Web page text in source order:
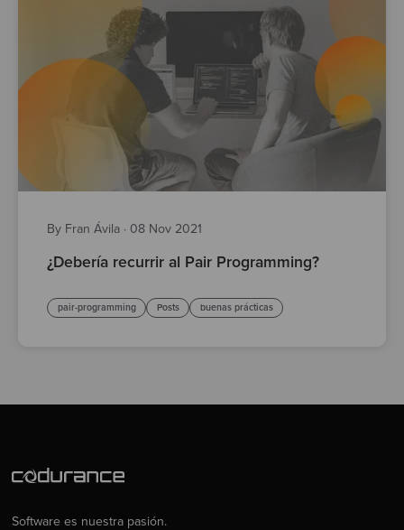
By Fran Ávila · 08 Nov 2021
¿Debería recurrir al Pair Programming?
pair-programming Posts buenas prácticas
Software es nuestra pasión.